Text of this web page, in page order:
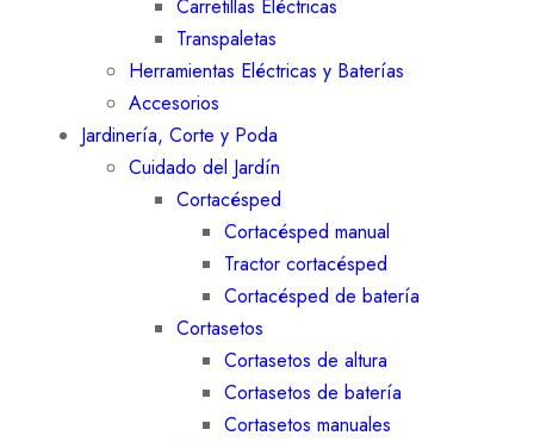
Carretillas Eléctricas
Transpaletas
Herramientas Eléctricas y Baterías
Accesorios
Jardinería, Corte y Poda
Cuidado del Jardín
Cortacésped
Cortacésped manual
Tractor cortacésped
Cortacésped de batería
Cortasetos
Cortasetos de altura
Cortasetos de batería
Cortasetos manuales